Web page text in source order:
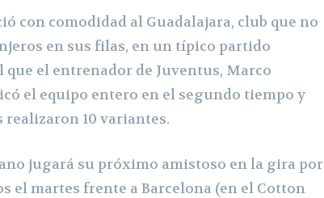
con comodidad al Guadalajara, club que no
en sus filas, en un típico partido
que el entrenador de Juventus, Marco
el equipo entero en el segundo tiempo y
realizaron 10 variantes.
jugará su próximo amistoso en la gira por
el martes frente a Barcelona (en el Cotton